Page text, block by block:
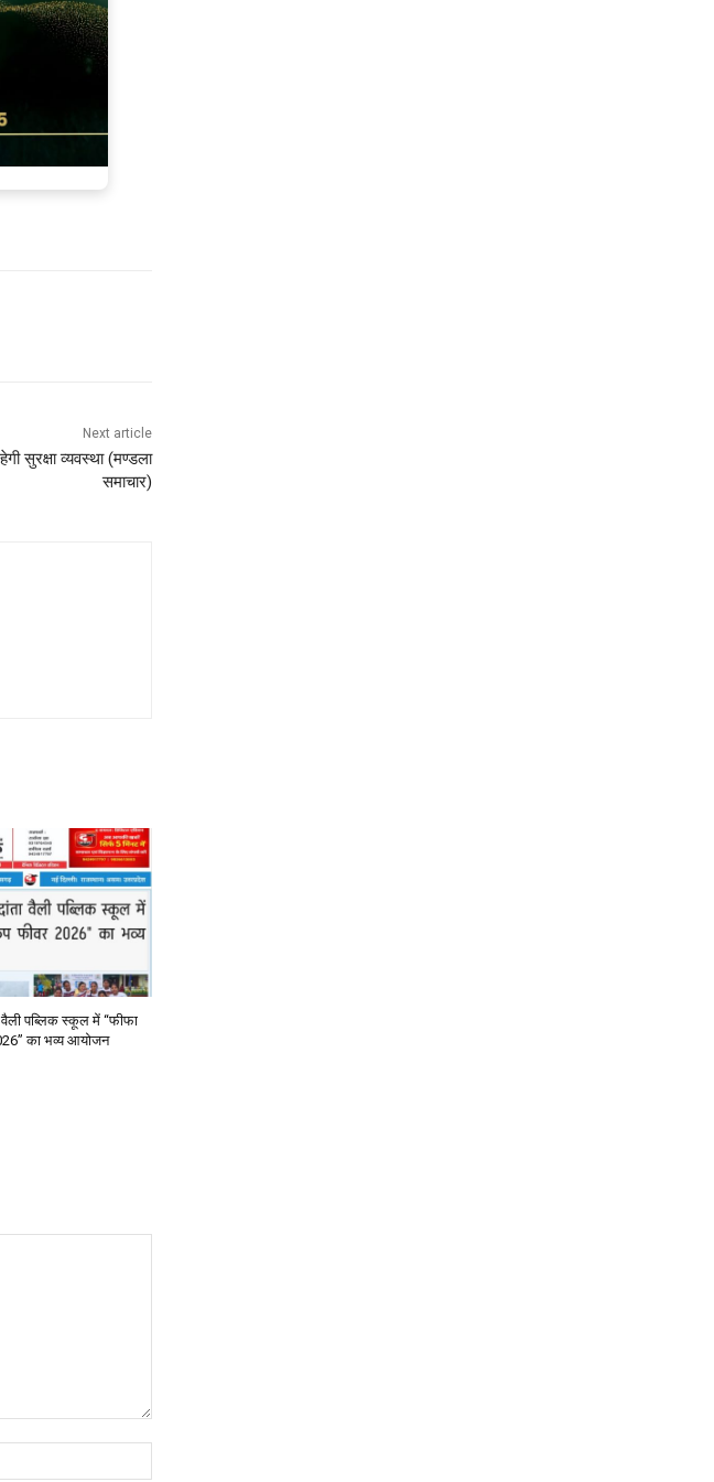
Next article
सुरक्षा व्यवस्था (मण्‍डला
समाचार)
वैली पब्लिक स्कूल में “फीफा
का भव्य आयोजन